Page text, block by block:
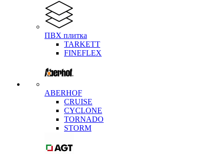
ПВХ плитка
TARKETT
FINEFLEX
ABERHOF
CRUISE
CYCLONE
TORNADO
STORM